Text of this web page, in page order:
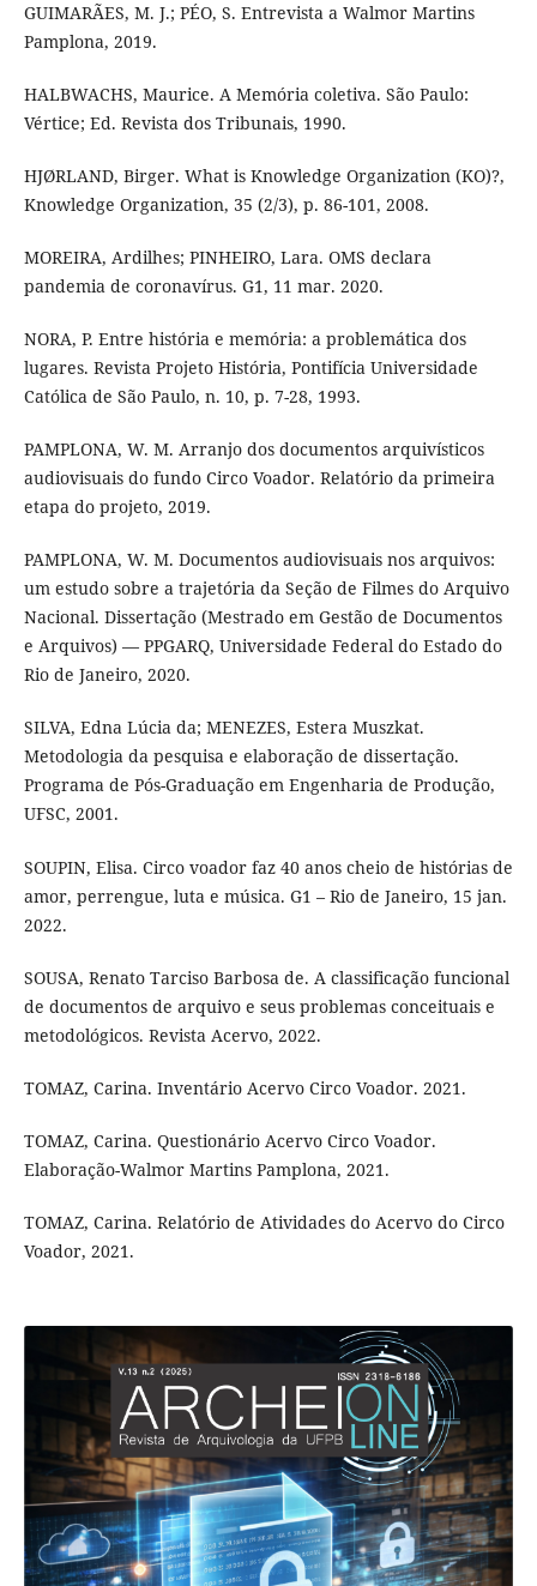
GUIMARÃES, M. J.; PÉO, S. Entrevista a Walmor Martins
Pamplona, 2019.
HALBWACHS, Maurice. A Memória coletiva. São Paulo:
Vértice; Ed. Revista dos Tribunais, 1990.
HJØRLAND, Birger. What is Knowledge Organization (KO)?,
Knowledge Organization, 35 (2/3), p. 86-101, 2008.
MOREIRA, Ardilhes; PINHEIRO, Lara. OMS declara
pandemia de coronavírus. G1, 11 mar. 2020.
NORA, P. Entre história e memória: a problemática dos
lugares. Revista Projeto História, Pontifícia Universidade
Católica de São Paulo, n. 10, p. 7-28, 1993.
PAMPLONA, W. M. Arranjo dos documentos arquivísticos
audiovisuais do fundo Circo Voador. Relatório da primeira
etapa do projeto, 2019.
PAMPLONA, W. M. Documentos audiovisuais nos arquivos:
um estudo sobre a trajetória da Seção de Filmes do Arquivo
Nacional. Dissertação (Mestrado em Gestão de Documentos
e Arquivos) — PPGARQ, Universidade Federal do Estado do
Rio de Janeiro, 2020.
SILVA, Edna Lúcia da; MENEZES, Estera Muszkat.
Metodologia da pesquisa e elaboração de dissertação.
Programa de Pós-Graduação em Engenharia de Produção,
UFSC, 2001.
SOUPIN, Elisa. Circo voador faz 40 anos cheio de histórias de
amor, perrengue, luta e música. G1 – Rio de Janeiro, 15 jan.
2022.
SOUSA, Renato Tarciso Barbosa de. A classificação funcional
de documentos de arquivo e seus problemas conceituais e
metodológicos. Revista Acervo, 2022.
TOMAZ, Carina. Inventário Acervo Circo Voador. 2021.
TOMAZ, Carina. Questionário Acervo Circo Voador.
Elaboração-Walmor Martins Pamplona, 2021.
TOMAZ, Carina. Relatório de Atividades do Acervo do Circo
Voador, 2021.